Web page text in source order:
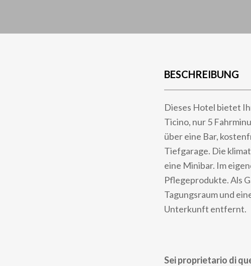
BESCHREIBUNG
Dieses Hotel bietet
Ticino, nur 5
über eine Bar,
Tiefgarage. Die
eine Minibar. Im
Pflegeprodukte. Als
Tagungsraum und
Unterkunft entfernt.
Sei proprietario di